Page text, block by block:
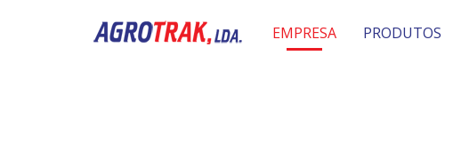
EMPRESA PRODUTOS